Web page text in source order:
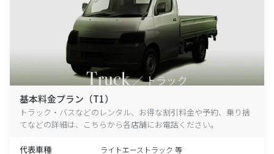
基本料金プラン（T1）
トラック・バスなどのレンタル、お得な割引料金や予約、乗り捨
てなどの詳細は、こちらから各店舗にお電話ください。
代表車種 ライトエーストラック 等